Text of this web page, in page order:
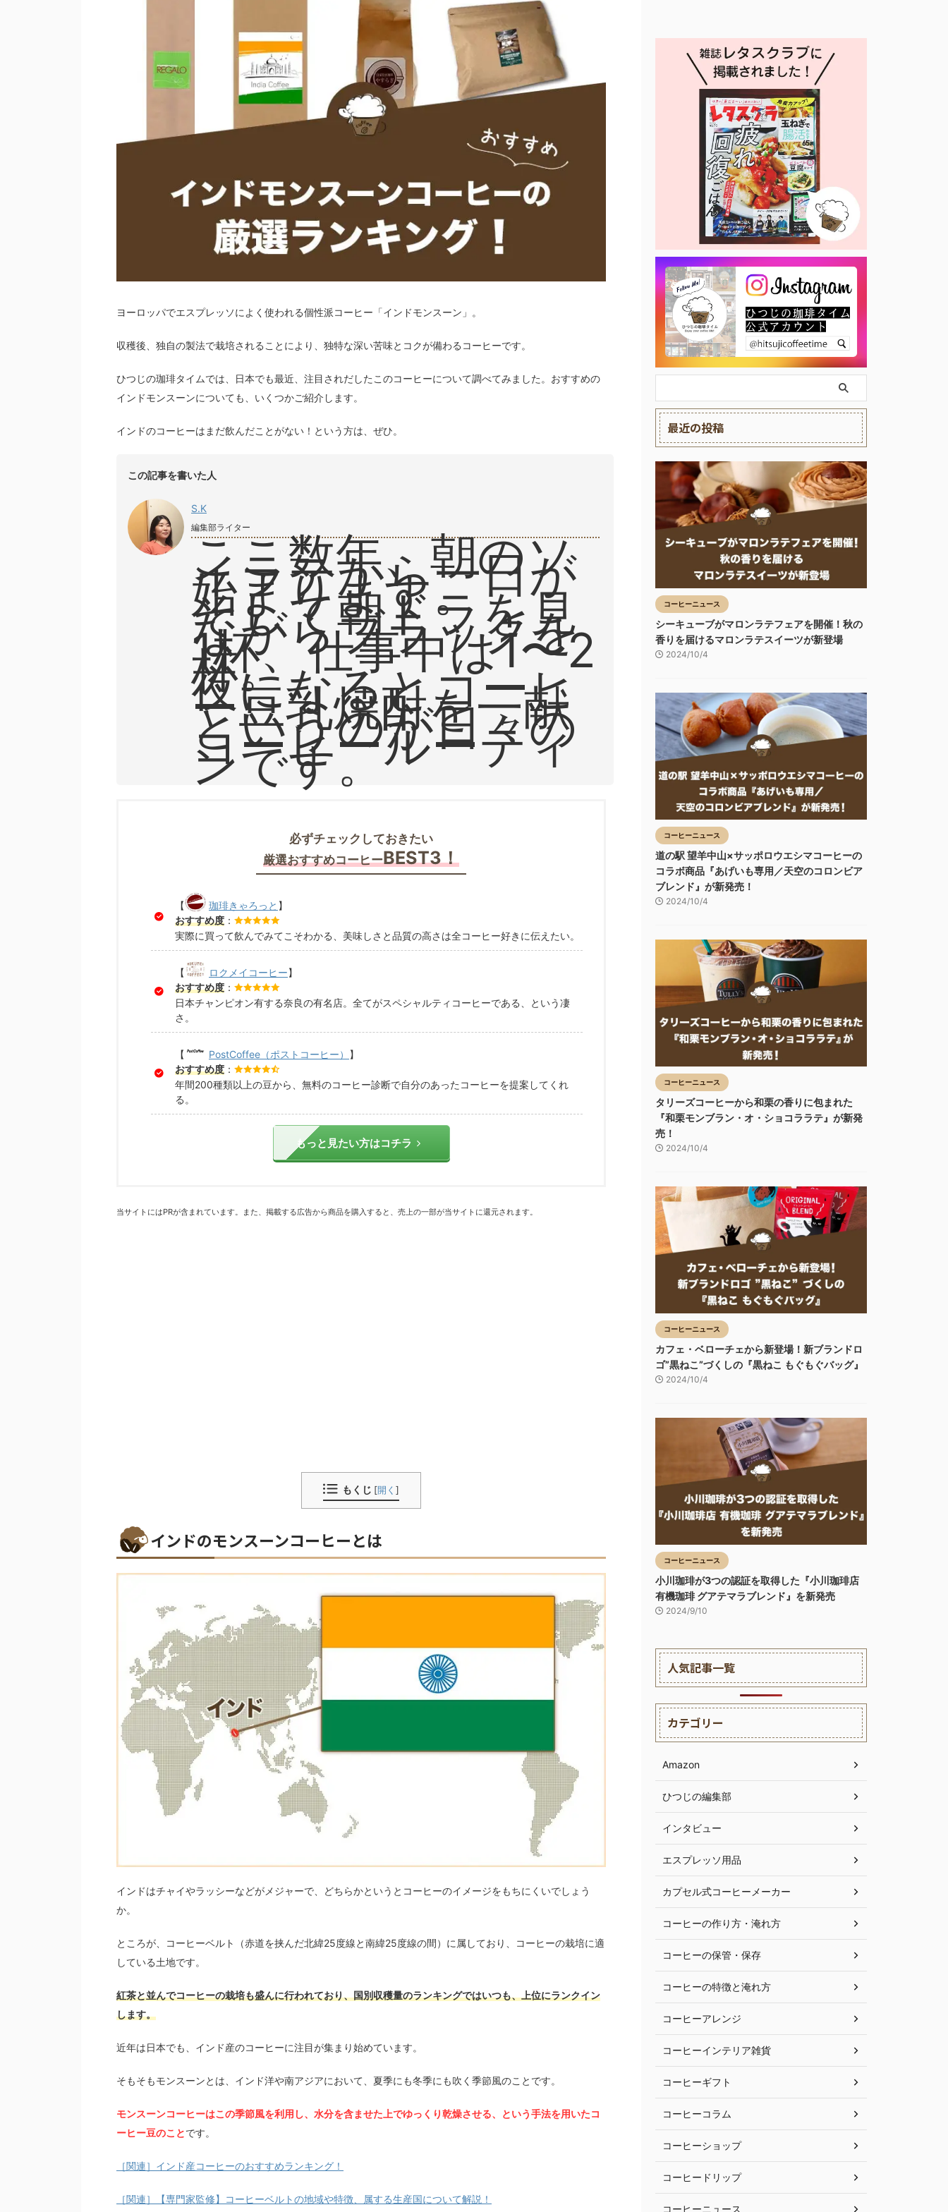
ヨーロッパでエスプレッソによく使われる個性派コーヒー「インドモンスーン」。
収穫後、独自の製法で栽培されることにより、独特な深い苦味とコクが備わるコーヒーです。
ひつじの珈琲タイムでは、日本でも最近、注目されだしたこのコーヒーについて調べてみました。おすすめの
インドモンスーンについても、いくつかご紹介します。
インドのコーヒーはまだ飲んだことがない！という方は、ぜひ。
この記事を書いた人
S.K
編集部ライター
ここ数年、朝のソ
イラテから一日が
始まります。
そして朝ドラを見
ながらブラックを
1杯、仕事中は1〜2
杯。
夜になるとコーヒ
ー豆乳焼酎を一献
というのが日々の
コーヒールーティ
ンです。
必ずチェックしておきたい
厳選おすすめコーヒーBEST3！
【 珈琲きゃろっと 】
おすすめ度 ：
実際に買って飲んでみてこそわかる、美味しさと品質の高さは全コーヒー好きに伝えたい。
【 ロクメイコーヒー】
おすすめ度 ：
日本チャンピオン有する奈良の有名店。全てがスペシャルティコーヒーである、という凄
さ。
【 PostCoffee（ポストコーヒー）
】
おすすめ度 ：
年間200種類以上の豆から、無料のコーヒー診断で自分のあったコーヒーを提案してくれ
る。
もっと見たい方はコチラ
当サイトにはPRが含まれています。また、掲載する広告から商品を購入すると、売上の一部が当サイトに還元されます。
もくじ [開く ]
インドのモンスーンコーヒーとは
インドはチャイやラッシーなどがメジャーで、どちらかというとコーヒーのイメージをもちにくいでしょう
か。
ところが、コーヒーベルト（赤道を挟んだ北緯25度線と南緯25度線の間​​）に属しており、コーヒーの栽培に適
している土地です。
紅茶と並んでコーヒーの栽培も盛んに行われており、国別収穫量のランキングではいつも、上位にランクイン
します。
近年は日本でも、インド産のコーヒーに注目が集まり始めています。
そもそもモンスーンとは、インド洋や南アジアにおいて、夏季にも冬季にも吹く季節風のことです。
モンスーンコーヒーはこの季節風を利用し、水分を含ませた上でゆっくり乾燥させる、という手法を用いたコ
ーヒー豆のことです。
［関連］インド産コーヒーのおすすめランキング！
［関連］【専門家監修】コーヒーベルトの地域や特徴、属する生産国について解説！
最近の投稿
コーヒーニュース
シーキューブがマロンラテフェアを開催！秋の
香りを届けるマロンラテスイーツが新登場
2024/10/4
コーヒーニュース
道の駅 望羊中山×サッポロウエシマコーヒーの
コラボ商品『あげいも専用／天空のコロンビア
ブレンド』が新発売！
2024/10/4
コーヒーニュース
タリーズコーヒーから和栗の香りに包まれた
『和栗モンブラン・オ・ショコララテ』が新発
売！
2024/10/4
コーヒーニュース
カフェ・ベローチェから新登場！新ブランドロ
ゴ”黒ねこ”づくしの『黒ねこ もぐもぐバッグ』
2024/10/4
コーヒーニュース
小川珈琲が3つの認証を取得した『小川珈琲店
有機珈琲 グアテマラブレンド』を新発売
2024/9/10
人気記事一覧
カテゴリー
Amazon
ひつじの編集部
インタビュー
エスプレッソ用品
カプセル式コーヒーメーカー
コーヒーの作り方・淹れ方
コーヒーの保管・保存
コーヒーの特徴と淹れ方
コーヒーアレンジ
コーヒーインテリア雑貨
コーヒーギフト
コーヒーコラム
コーヒーショップ
コーヒードリップ
コーヒーニュース